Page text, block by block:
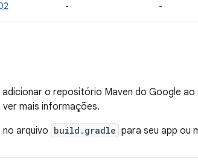
- -
o repositório Maven do Google ao
ver mais informações.
arquivo build.gradle para seu app ou